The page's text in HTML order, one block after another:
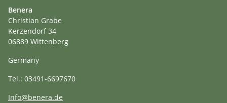
Benera
Christian Grabe
Kerzendorf 34
06889 Wittenberg
Germany
Tel.: 03491-6697670
Info@benera.de